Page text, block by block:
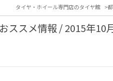
タイヤ・ホイール専門店のタイヤ館
ススメ情報 / 2015年10